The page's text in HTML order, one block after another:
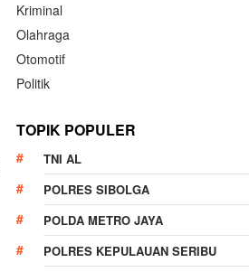
Kriminal
Olahraga
Otomotif
Politik
TOPIK POPULER
TNI AL
POLRES SIBOLGA
POLDA METRO JAYA
POLRES KEPULAUAN SERIBU